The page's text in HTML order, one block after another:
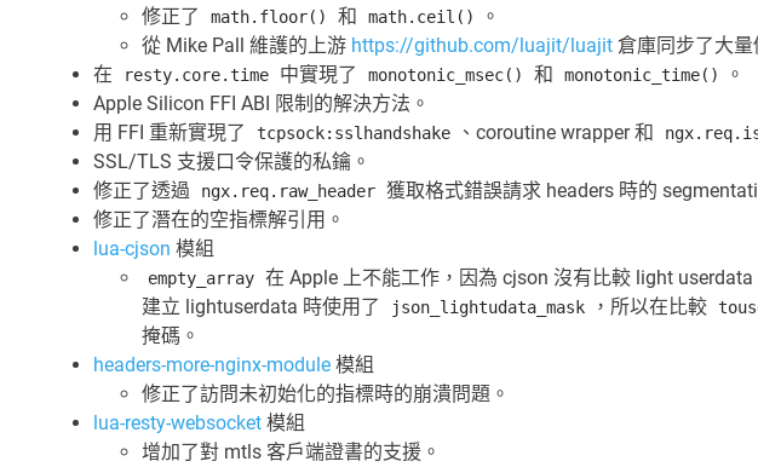
修正了
math.floor() 和 math.ceil()
。
從 Mike Pall 維護的上游 https://github.com/luajit/luajit 倉庫同步了大量
在
resty.core.time 中實現了 monotonic_msec() 和 monotonic_time()
。
Apple Silicon FFI ABI 限制的解決方法。
用 FFI 重新實現了
tcpsock:sslhandshake 、coroutine wrapper 和
SSL/TLS 支援口令保護的私鑰。
修正了透過
ngx.req.raw_header 獲取格式錯誤請求 headers 時的
修正了潛在的空指標解引用。
lua-cjson 模組
empty_array 在 Apple 上不能工作，因為 cjson 沒有比較 light
建立 lightuserdata 時使用了
json_lightudata_mask ，所以在比較
掩碼。
headers-more-nginx-module 模組
修正了訪問未初始化的指標時的崩潰問題。
lua-resty-websocket 模組
增加了對 mtls 客戶端證書的支援。